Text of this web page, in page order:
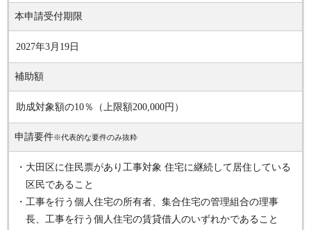
本申請受付期限
2027年3月19日
補助額
助成対象額の10％（上限額200,000円）
申請要件※代表的な要件のみ抜粋
・大田区に住民票があり工事対象 住宅に継続して居住している
区民であること
・工事を行う個人住宅の所有者、集合住宅の管理組合の理事
長、工事を行う個人住宅の賃貸借人のいずれかであること